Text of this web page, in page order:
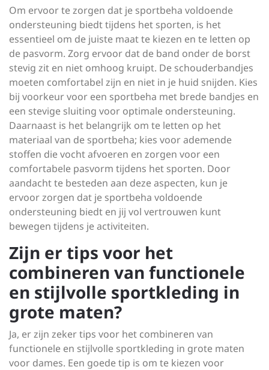
Om ervoor te zorgen dat je sportbeha voldoende
ondersteuning biedt tijdens het sporten, is het
essentieel om de juiste maat te kiezen en te letten op
de pasvorm. Zorg ervoor dat de band onder de borst
stevig zit en niet omhoog kruipt. De schouderbandjes
moeten comfortabel zijn en niet in je huid snijden. Kies
bij voorkeur voor een sportbeha met brede bandjes en
een stevige sluiting voor optimale ondersteuning.
Daarnaast is het belangrijk om te letten op het
materiaal van de sportbeha; kies voor ademende
stoffen die vocht afvoeren en zorgen voor een
comfortabele pasvorm tijdens het sporten. Door
aandacht te besteden aan deze aspecten, kun je
ervoor zorgen dat je sportbeha voldoende
ondersteuning biedt en jij vol vertrouwen kunt
bewegen tijdens je activiteiten.
Zijn er tips voor het
combineren van functionele
en stijlvolle sportkleding in
grote maten?
Ja, er zijn zeker tips voor het combineren van
functionele en stijlvolle sportkleding in grote maten
voor dames. Een goede tip is om te kiezen voor